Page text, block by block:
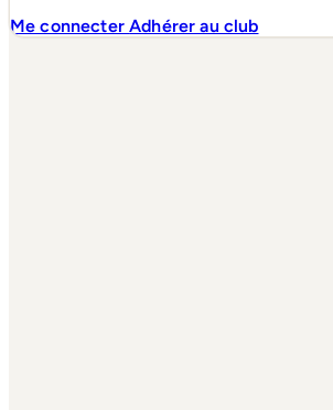
Me connecterAdhérer au club